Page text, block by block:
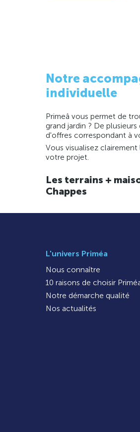
Notre
individuelle
Primeâ vous permet de
grand jardin ? De
d'offres correspondant à
Vous visualisez
votre projet.
Les terrains +
Chappes
L'univers Priméa
Nous connaître
10 raisons de choisir
Notre démarche qualité
Nos actualités